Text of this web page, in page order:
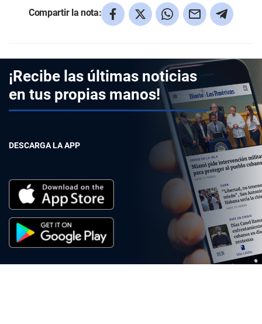
Compartir la nota:
¡Recibe las últimas noticias
en tus propias manos!
DESCARGA LA APP